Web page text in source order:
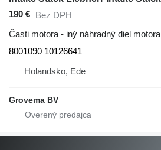
190 € Bez DPH
Časti motora - iný náhradný diel motora
8001090 10126641
Holandsko, Ede
Grovema BV